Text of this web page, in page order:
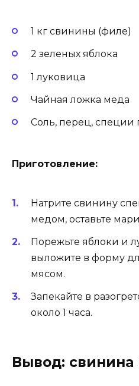
1 кг свинины (филе)
2 зеленых яблока
1 луковица
Чайная ложка меда
Соль, перец, специи
Приготовление:
Натрите свинину
медом, оставьте
Порежьте яблоки и
выложите в форму
мясом.
Запекайте в
около 1 часа.
Вывод: